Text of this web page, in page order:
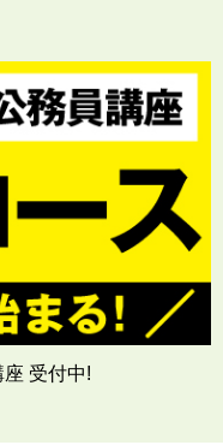
座 受付中!